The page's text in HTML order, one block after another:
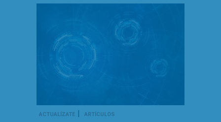
ACTUALÍZATE | ARTÍCULOS